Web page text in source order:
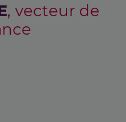
, vecteur de